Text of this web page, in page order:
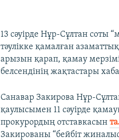
13 сәуірде Нұр-Сұлтан соты
тәулікке қамалған
арызын қарап, қамау
белсендінің жақтастары
Санавар Закирова Нұр-
қаулысымен 11 сәуірде
прокурордың отставкасын
Закированы “бейбіт